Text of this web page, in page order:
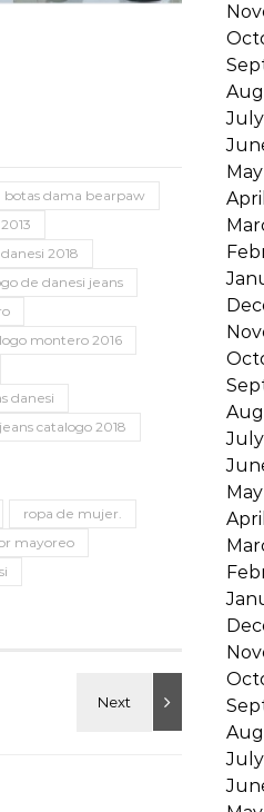
botas dama bearpaw
2018
de danesi jeans
montero 2016
danesi
catalogo 2018
ropa de mujer.
mayoreo